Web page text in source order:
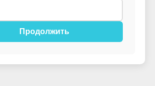
Продолжить